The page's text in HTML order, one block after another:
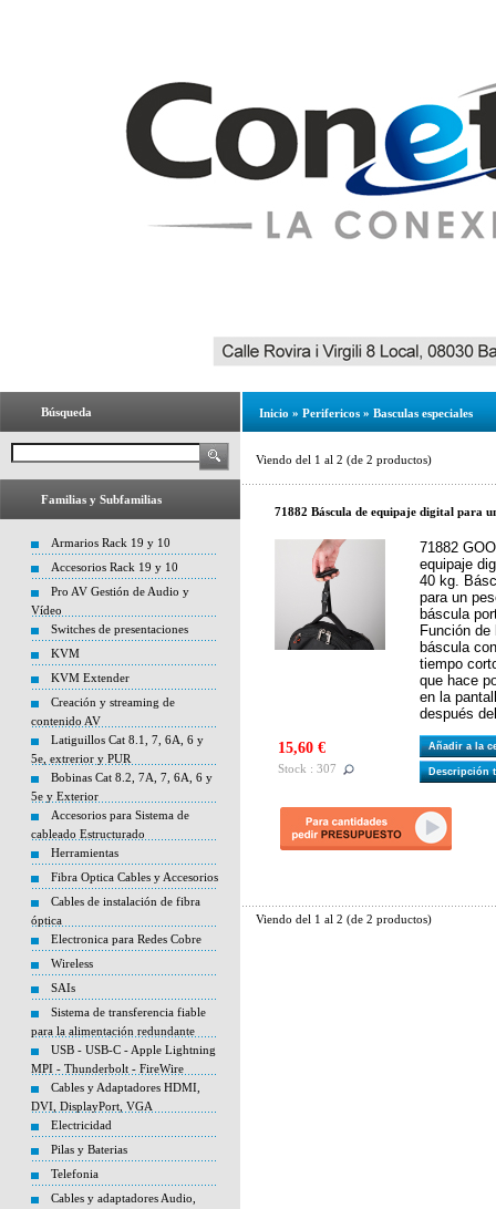
Búsqueda
Familias y Subfamilias
Armarios Rack 19 y 10
Accesorios Rack 19 y 10
Pro AV Gestión de Audio y
Vídeo
Switches de presentaciones
KVM
KVM Extender
Creación y streaming de
contenido AV
Latiguillos Cat 8.1, 7, 6A, 6 y
5e, extrerior y PUR
Bobinas Cat 8.2, 7A, 7, 6A, 6 y
5e y Exterior
Accesorios para Sistema de
cableado Estructurado
Herramientas
Fibra Optica Cables y Accesorios
Cables de instalación de fibra
óptica
Electronica para Redes Cobre
Wireless
SAIs
Sistema de transferencia fiable
para la alimentación redundante
USB - USB-C - Apple Lightning
MPI - Thunderbolt - FireWire
Cables y Adaptadores HDMI,
DVI, DisplayPort, VGA
Electricidad
Pilas y Baterias
Telefonia
Cables y adaptadores Audio,
Inicio » Perifericos » Basculas especiales
Viendo del 1 al 2 (de 2 productos)
71882 Báscula de equipaje digital para
71882
equipaje
40 kg.
para un
báscula
Función
báscula
tiempo
que hace
en la
después
15,60 €
Stock : 307
Añadir a la
Descripción
Viendo del 1 al 2 (de 2 productos)